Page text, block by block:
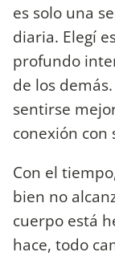
es solo una
diaria. Elegí
profundo
de los
sentirse
conexión con
Con el
bien no
cuerpo está
hace, todo